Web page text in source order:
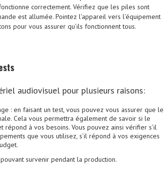
correctement. Vérifiez que les piles sont
est allumée. Pointez l’appareil vers l’équipement
pour vous assurer qu’ils fonctionnent tous.
audiovisuel pour plusieurs raisons:
: en faisant un test, vous pouvez vous assurer que le
Cela vous permettra également de savoir si le
à vos besoins. Vous pouvez ainsi vérifier s’il
que vous utilisez, s’il répond à vos exigences
survenir pendant la production.